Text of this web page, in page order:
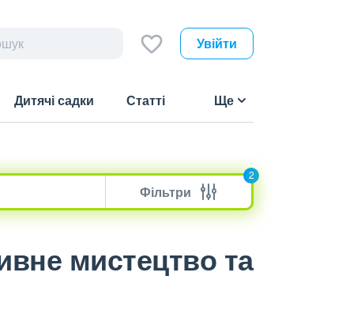
Увійти
Дитячі садки Статті Ще
Фільтри
2
мистецтво та